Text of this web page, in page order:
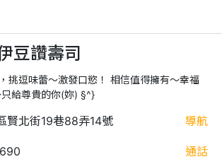
豆讚壽司
挑逗味蕾～激發口慾！ 相信值得擁有～幸福
給尊貴的你(妳) §^}
賢北街19巷88弄14號 導航
通話